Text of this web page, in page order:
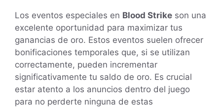
Los eventos especiales en Blood Strike son una
excelente oportunidad para maximizar tus
ganancias de oro. Estos eventos suelen ofrecer
bonificaciones temporales que, si se utilizan
correctamente, pueden incrementar
significativamente tu saldo de oro. Es crucial
estar atento a los anuncios dentro del juego
para no perderte ninguna de estas